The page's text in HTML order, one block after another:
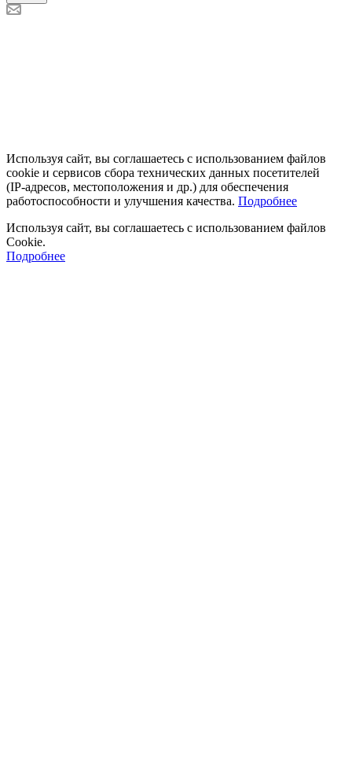
Используя сайт, вы соглашаетесь с использованием файлов
cookie и сервисов сбора технических данных посетителей
(IP‑адресов, местоположения и др.) для обеспечения
работоспособности и улучшения качества. Подробнее
Используя сайт, вы соглашаетесь с использованием файлов
Cookie.
Подробнее